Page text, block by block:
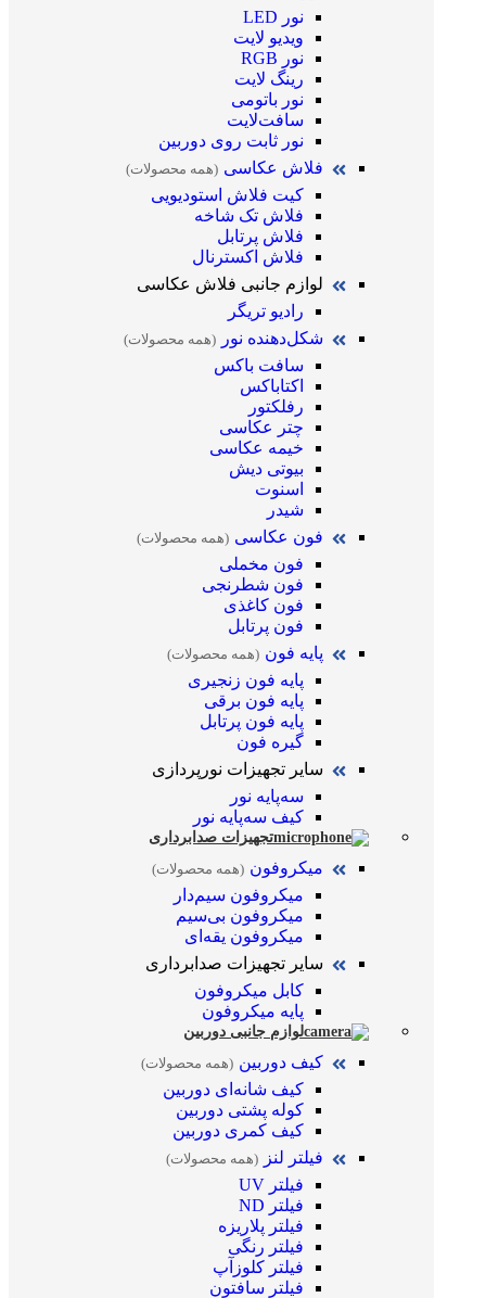
نور LED
ویدیو لایت
نور RGB
رینگ لایت
نور باتومی
سافت‌لایت
نور ثابت روی دوربین
فلاش عکاسی (همه محصولات)
کیت فلاش استودیویی
فلاش تک شاخه
فلاش پرتابل
فلاش اکسترنال
لوازم جانبی فلاش عکاسی
رادیو تریگر
شکل‌دهنده نور
(همه محصولات)
سافت باکس
اکتاباکس
رفلکتور
چتر عکاسی
خیمه عکاسی
بیوتی دیش
اسنوت
شیدر
فون عکاسی (همه محصولات)
فون مخملی
فون شطرنجی
فون کاغذی
فون پرتابل
پایه فون (همه محصولات)
پایه فون زنجیری
پایه فون برقی
پایه فون پرتابل
گیره فون
سایر تجهیزات نورپردازی
سه‌پایه نور
کیف سه‌پایه نور
تجهیزات صدابرداری
میکروفون (همه محصولات)
میکروفون سیم‌دار
میکروفون بی‌سیم
میکروفون یقه‌ای
سایر تجهیزات صدابرداری
کابل میکروفون
پایه میکروفون
لوازم جانبی دوربین
کیف دوربین (همه محصولات)
کیف شانه‌ای دوربین
کوله پشتی دوربین
کیف کمری دوربین
فیلتر لنز
(همه محصولات)
فیلتر UV
فیلتر ND
فیلتر پلاریزه
فیلتر رنگی
فیلتر کلوزآپ
فیلتر سافتون